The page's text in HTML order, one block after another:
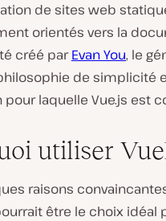
de sites web
orientés vers la
créé parEvan You, le
de simplicité
pour laquelle Vue.js est
utiliser
raisons
être le choix idéal